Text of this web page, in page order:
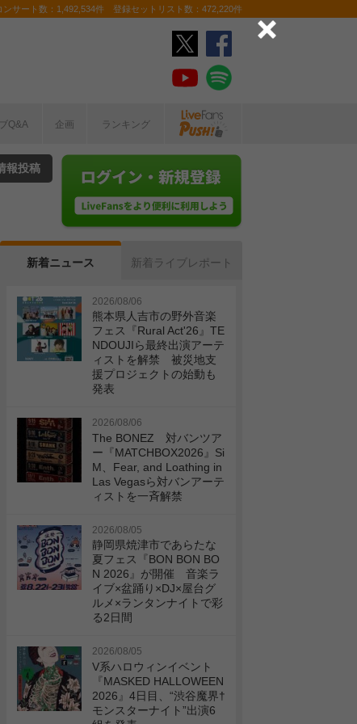
サート数：1,492,534件 登録セットリスト数：472,220件
Q&A 企画 ランキング
報投稿
新着ニュース 新着ライブレポート
2026/08/06
熊本県人吉市の野外音楽
フェス『Rural Act'26』TE
NDOUJIら最終出演アーテ
ィストを解禁 被災地支
援プロジェクトの始動も
発表
2026/08/06
The BONEZ 対バンツア
ー『MATCHBOX2026』Si
M、Fear, and Loathing in
Las Vegasら対バンアーテ
ィストを一斉解禁
2026/08/05
静岡県焼津市であらたな
夏フェス『BON BON BO
N 2026』が開催 音楽ラ
イブ×盆踊り×DJ×屋台グ
ルメ×ランタンナイトで彩
る2日間
2026/08/05
V系ハロウィンイベント
『MASKED HALLOWEEN
2026』4日目、“渋谷魔界†
モンスターナイト”出演6